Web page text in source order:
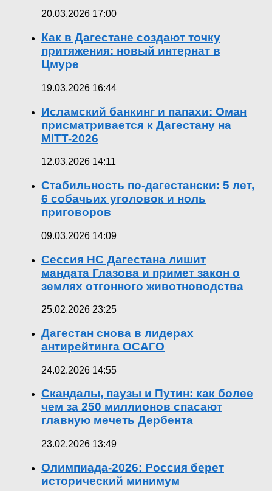
20.03.2026 17:00
Как в Дагестане создают точку
притяжения: новый интернат в
Цмуре
19.03.2026 16:44
Исламский банкинг и папахи: Оман
присматривается к Дагестану на
MITT-2026
12.03.2026 14:11
Стабильность по-дагестански: 5 лет,
6 собачьих уголовок и ноль
приговоров
09.03.2026 14:09
Сессия НС Дагестана лишит
мандата Глазова и примет закон о
землях отгонного животноводства
25.02.2026 23:25
Дагестан снова в лидерах
антирейтинга ОСАГО
24.02.2026 14:55
Скандалы, паузы и Путин: как более
чем за 250 миллионов спасают
главную мечеть Дербента
23.02.2026 13:49
Олимпиада-2026: Россия берет
исторический минимум